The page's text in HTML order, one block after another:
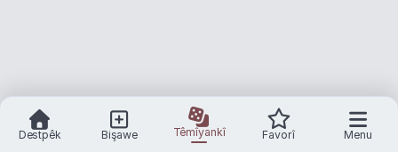
Destpêk Bişawe Têmîyankî Favorî Menu